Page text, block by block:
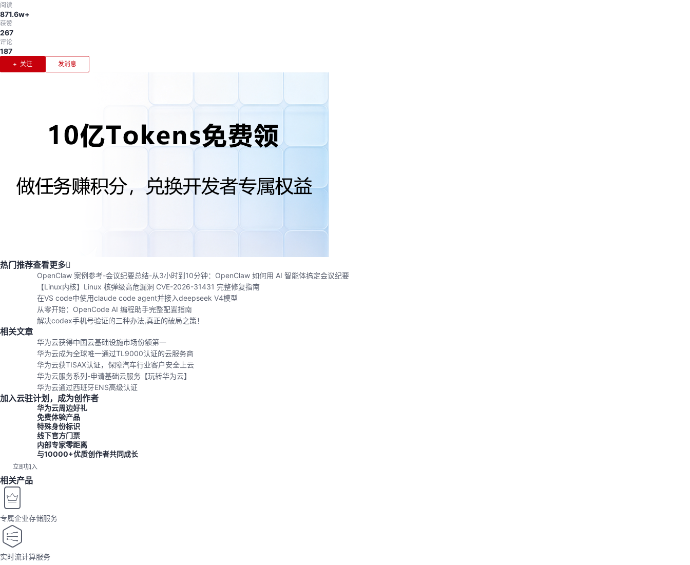
阅读
871.6w+
获赞
267
评论
187
+ 关注 发消息
热门推荐查看更多
OpenClaw 案例参考-会议纪要总结-从3小时到10分钟：OpenClaw 如何用 AI 智能体搞定会议纪要
【Linux内核】Linux 核弹级高危漏洞 CVE-2026-31431 完整修复指南
在VS code中使用claude code agent并接入deepseek V4模型
从零开始：OpenCode AI 编程助手完整配置指南
解决codex手机号验证的三种办法,真正的破局之策！
相关文章
华为云获得中国云基础设施市场份额第一
华为云成为全球唯一通过TL9000认证的云服务商
华为云获TISAX认证，保障汽车行业客户安全上云
华为云服务系列-申请基础云服务【玩转华为云】
华为云通过西班牙ENS高级认证
加入云驻计划，成为创作者
华为云周边好礼
免费体验产品
特殊身份标识
线下官方门票
内部专家零距离
与10000+优质创作者共同成长
立即加入
相关产品
专属企业存储服务
实时流计算服务